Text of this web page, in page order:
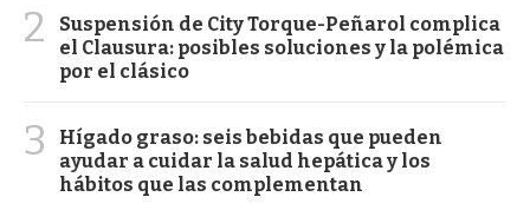
2
Suspensión de City Torque-Peñarol complica
el Clausura: posibles soluciones y la polémica
por el clásico
3
Hígado graso: seis bebidas que pueden
ayudar a cuidar la salud hepática y los
hábitos que las complementan